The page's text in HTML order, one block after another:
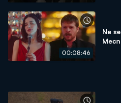
00:08:46
Ne